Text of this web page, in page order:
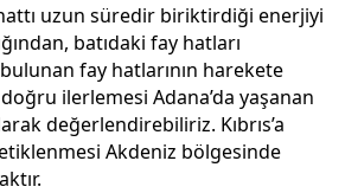
uzun süredir biriktirdiği enerjiyi
batıdaki fay hatları
fay hatlarının harekete
doğru ilerlemesi Adana’da yaşanan
değerlendirebiliriz. Kıbrıs’a
Akdeniz bölgesinde